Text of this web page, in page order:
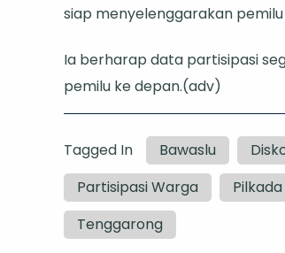
siap menyelenggarakan
Ia berharap data partisipasi
pemilu ke depan.(adv)
Tagged In Bawaslu
Partisipasi Warga
Tenggarong